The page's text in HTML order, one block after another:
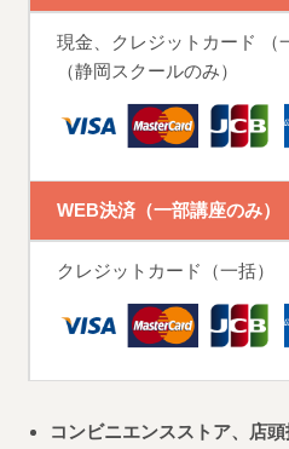
現金、クレジットカード （
（静岡スクールのみ）
WEB決済（一部講座のみ）
クレジットカード（一括）
コンビニエンスストア、店頭